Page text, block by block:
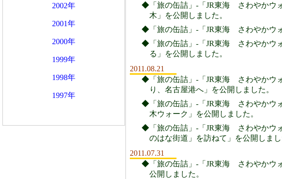
2002年
2001年
2000年
1999年
1998年
1997年
◆「旅の缶詰」-「JR東海 さわやかウ
木」を公開しました。
◆「旅の缶詰」-「JR東海 さわやかウ
◆「旅の缶詰」-「JR東海 さわやかウ
る」を公開しました。
2011.08.21
◆「旅の缶詰」-「JR東海 さわやかウ
り、名古屋港へ」を公開しました。
◆「旅の缶詰」-「JR東海 さわやかウ
木ウォーク」を公開しました。
◆「旅の缶詰」-「JR東海 さわやかウ
のはな街道」を訪ねて」を公開しまし
2011.07.31
◆「旅の缶詰」-「JR東海 さわやかウ
公開しました。